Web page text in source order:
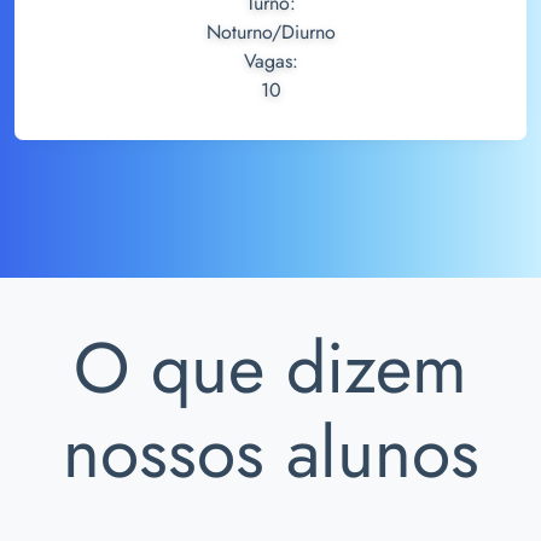
Noturno/Diurno
Vagas:
10
O que dizem
nossos alunos